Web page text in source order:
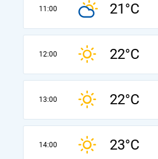
11:00 21°C
12:00 22°C
13:00 22°C
14:00 23°C